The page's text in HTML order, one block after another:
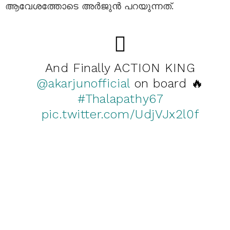
ആവേശത്തോടെ അർജുൻ പറയുന്നത്.
And Finally ACTION KING
@akarjunofficial on board 🔥
#Thalapathy67
pic.twitter.com/UdjVJx2l0f